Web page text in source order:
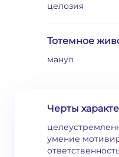
целозия
Тотемное
манул
Черты
умение